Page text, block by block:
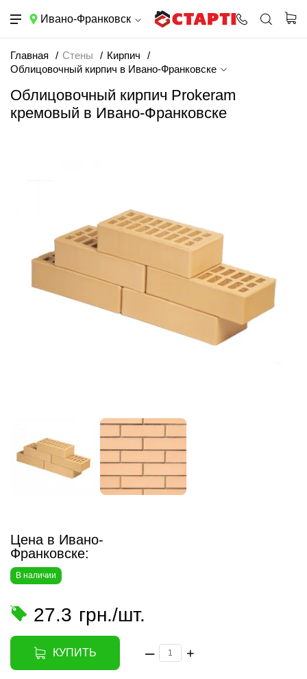
Ивано-Франковск
Главная Стены
Кирпич
Облицовочный кирпич в Ивано-Франковске
Облицовочный кирпич Prokeram
кремовый в Ивано-Франковске
Цена в Ивано-
Франковске:
В наличии
27.3 грн./шт.
КУПИТЬ – +